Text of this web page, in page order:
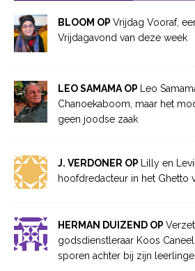
BLOOM OP Vrijdag Vooraf,
Vrijdagavond van deze week
LEO SAMAMA OP Leo
Chanoekaboom, maar het
geen joodse zaak
J. VERDONER OP Lilly en
hoofdredacteur in het Ghetto
HERMAN DUIZEND OP
godsdienstleraar Koos
sporen achter bij zijn